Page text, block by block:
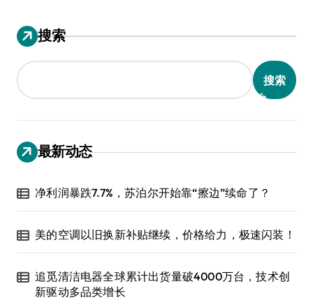
搜索
搜索
最新动态
净利润暴跌7.7%，苏泊尔开始靠“擦边”续命了？
美的空调以旧换新补贴继续，价格给力，极速闪装！
追觅清洁电器全球累计出货量破4000万台，技术创
新驱动多品类增长